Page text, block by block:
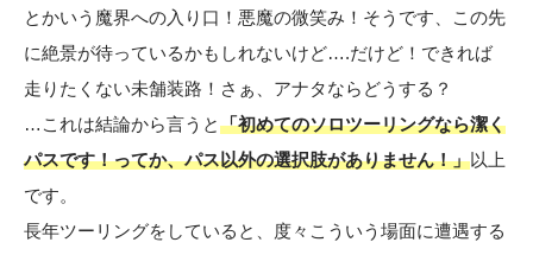
とかいう魔界への入り口！悪魔の微笑み！そうです、この先
に絶景が待っているかもしれないけど….だけど！できれば
走りたくない未舗装路！さぁ、アナタならどうする？
…これは結論から言うと「初めてのソロツーリングなら潔く
パスです！ってか、パス以外の選択肢がありません！」以上
です。
長年ツーリングをしていると、度々こういう場面に遭遇する